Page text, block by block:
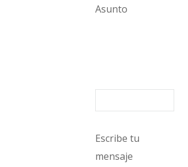
Asunto
Escribe tu
mensaje